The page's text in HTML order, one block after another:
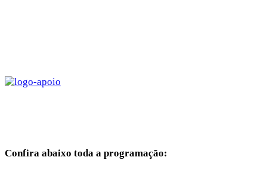
Confira abaixo toda a programação: